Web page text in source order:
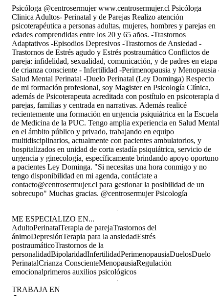
Psicóloga @centrosermujer www.centrosermujer.cl Psicóloga
Clinica Adultos- Perinatal y de Parejas Realizo atención
psicoterapéutica a personas adultas, mujeres, hombres y parejas en
edades comprendidas entre los 20 y 65 años. -Trastornos
Adaptativos -Episodios Depresivos -Trastornos de Ansiedad -
Trastornos de Estrés agudo y Estrés postraumático Conflictos de
pareja: infidelidad, sexualidad, comunicación, y de padres en etapa
de crianza consciente - Infertilidad -Perimenopausia y Menopausia
Salud Mental Perinatal -Duelo Perinatal (Ley Dominga) Respecto
de mi formación profesional, soy Magister en Psicología Clínica,
además de Psicoterapeuta acreditada con postítulo en psicoterapia
parejas, familias y centrada en narrativas. Además realicé
recientemente una formación en urgencia psiquiátrica en la Escuela
de Medicina de la PUC. Tengo amplia experiencia en Salud Mental
en el ámbito público y privado, trabajando en equipo
multidisciplinarios, actualmente con pacientes ambulatorios, y
hospitalizados en unidad de corta estadía psiquiátrica, servicio de
urgencia y ginecología, específicamente brindando apoyo oportuno
a pacientes Ley Dominga. "Si necesitas una hora conmigo y no
tengo disponibilidad en mi agenda, contáctate a
contacto@centrosermujer.cl para gestionar la posibilidad de un
sobrecupo" Muchas gracias. @centrosermujer Psicología
ME ESPECIALIZO EN...
AdultoPerinatalTerapia de parejaTrastornos del
ánimoDepresiónTerapia para la ansiedadEstrés
postraumáticoTrastornos de la
personalidadBipolaridadInfertilidadPerimenopausiaDuelosDuelo
PerinatalCrianza ConscienteMenopausiaRegulación
emocionalprimeros auxilios psicológicos
TRABAJA EN